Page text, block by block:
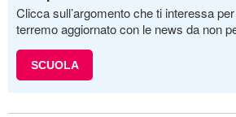
Clicca sull’argomento che ti interessa
terremo aggiornato con le news da non
SCUOLA